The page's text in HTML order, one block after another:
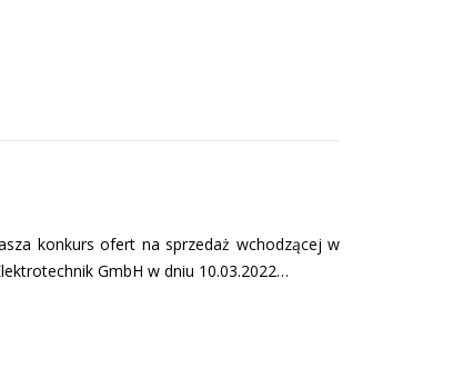
konkurs ofert na sprzedaż wchodzącej w
GmbH w dniu 10.03.2022…